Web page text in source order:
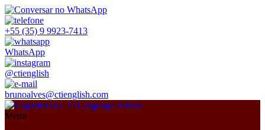
+55 (35) 9 9923-7413
WhatsApp
@ctienglish
brunoalves@ctienglish.com
Menu